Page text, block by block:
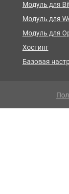
Модуль для
Модуль для
Модуль для
Хостинг
Базовая